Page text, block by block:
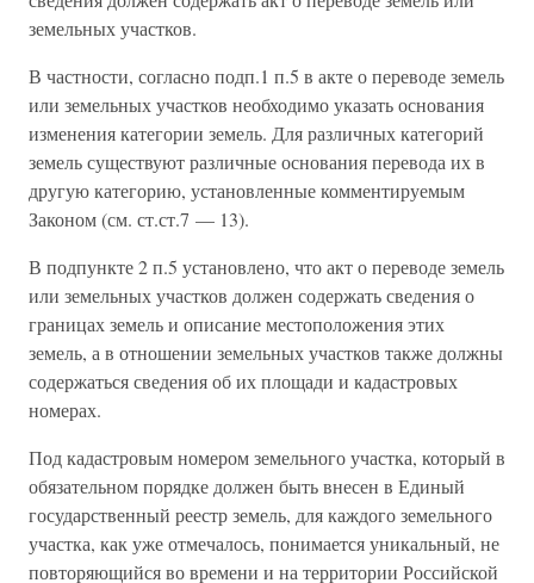
земельных участков.
В частности, согласно подп.1 п.5 в акте о переводе земель
или земельных участков необходимо указать основания
изменения категории земель. Для различных категорий
земель существуют различные основания перевода их в
другую категорию, установленные комментируемым
Законом (см. ст.ст.7 — 13).
В подпункте 2 п.5 установлено, что акт о переводе земель
или земельных участков должен содержать сведения о
границах земель и описание местоположения этих
земель, а в отношении земельных участков также должны
содержаться сведения об их площади и кадастровых
номерах.
Под кадастровым номером земельного участка, который в
обязательном порядке должен быть внесен в Единый
государственный реестр земель, для каждого земельного
участка, как уже отмечалось, понимается уникальный, не
повторяющийся во времени и на территории Российской